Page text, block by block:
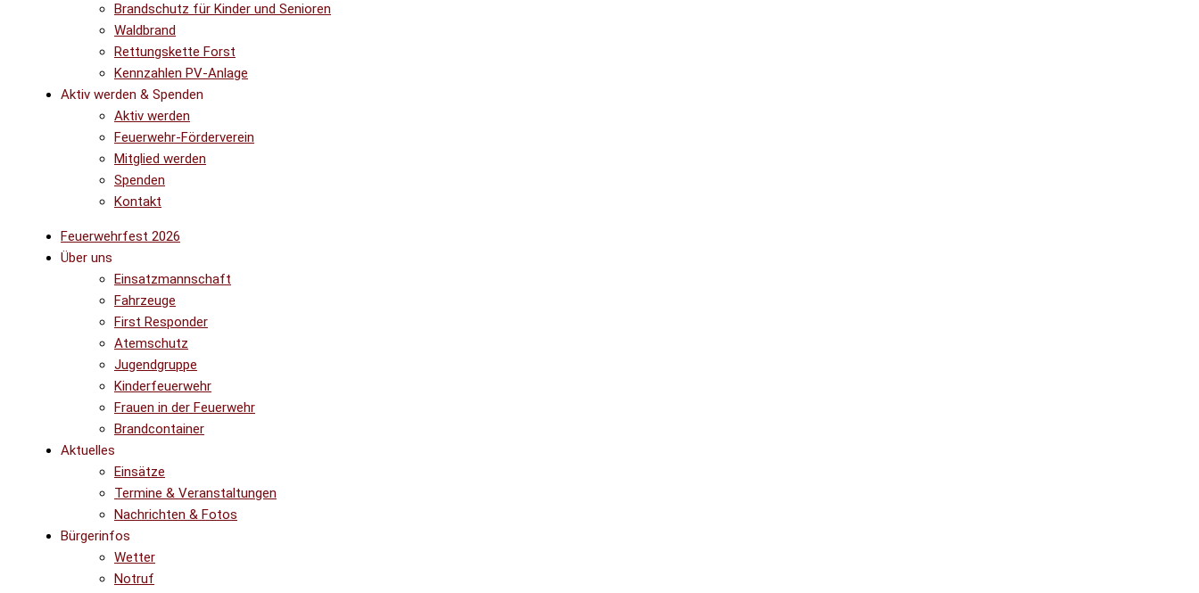
Brandschutz für Kinder und Senioren
Waldbrand
Rettungskette Forst
Kennzahlen PV-Anlage
Aktiv werden & Spenden
Aktiv werden
Feuerwehr-Förderverein
Mitglied werden
Spenden
Kontakt
Feuerwehrfest 2026
Über uns
Einsatzmannschaft
Fahrzeuge
First Responder
Atemschutz
Jugendgruppe
Kinderfeuerwehr
Frauen in der Feuerwehr
Brandcontainer
Aktuelles
Einsätze
Termine & Veranstaltungen
Nachrichten & Fotos
Bürgerinfos
Wetter
Notruf